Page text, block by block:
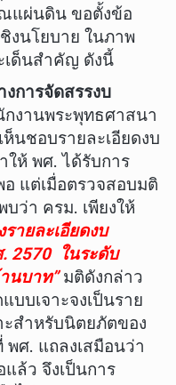
ณแผ่นดิน ขอตั้งข้อ
งนโยบาย ในภาพ
เด็นสำคัญ ดังนี้
การจัดสรรงบ
งานพระพุทธศาสนา
นชอบรายละเอียดงบ
ห้ พศ. ได้รับการ
แต่เมื่อตรวจสอบมติ
ว่า ครม. เพียงให้
รายละเอียดงบ
2570 ในระดับ
นบาท”มติดังกล่าว
บบเจาะจงเป็นราย
ะสำหรับนิตยภัตของ
ศ. แถลงเสมือนว่า
ล้ว จึงเป็นการ